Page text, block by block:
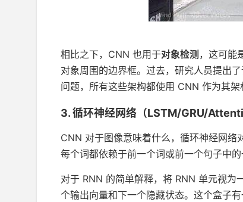
相比之下，CNN 也用于对象检测 ，这可能
对象周围的边界框。过去，研究人员提出
问题，所有这些架构都使用 CNN 作为其架
3. 循环神经网络（LSTM/GRU/
CNN 对于图像意味着什么，循环神经网络
每个词都依赖于前一个词或前一个句子中的
对于 RNN 的简单解释，将 RNN 单元视为
个输出向量和下一个隐藏状态。这个盒子